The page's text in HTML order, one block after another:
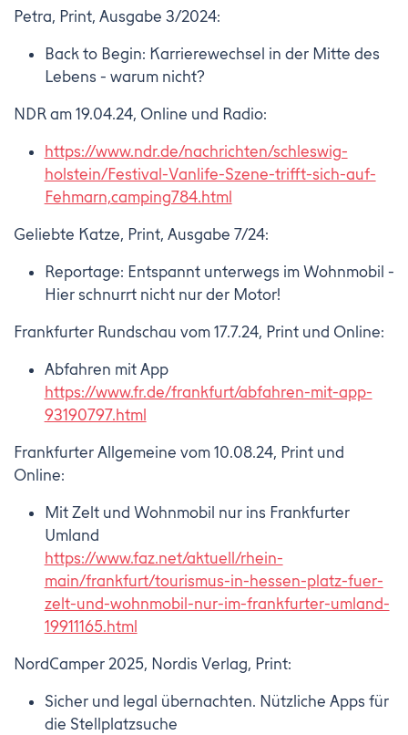
Petra, Print, Ausgabe 3/2024:
Back to Begin: Karrierewechsel in der Mitte des
Lebens - warum nicht?
NDR am 19.04.24, Online und Radio:
https://www.ndr.de/nachrichten/schleswig-
holstein/Festival-Vanlife-Szene-trifft-sich-auf-
Fehmarn,camping784.html
Geliebte Katze, Print, Ausgabe 7/24:
Reportage: Entspannt unterwegs im Wohnmobil -
Hier schnurrt nicht nur der Motor!
Frankfurter Rundschau vom 17.7.24, Print und Online:
Abfahren mit App
https://www.fr.de/frankfurt/abfahren-mit-app-
93190797.html
Frankfurter Allgemeine vom 10.08.24, Print und
Online:
Mit Zelt und Wohnmobil nur ins Frankfurter
Umland
https://www.faz.net/aktuell/rhein-
main/frankfurt/tourismus-in-hessen-platz-fuer-
zelt-und-wohnmobil-nur-im-frankfurter-umland-
19911165.html
NordCamper 2025, Nordis Verlag, Print:
Sicher und legal übernachten. Nützliche Apps für
die Stellplatzsuche